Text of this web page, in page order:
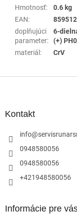
Hmotnosť:
0.6 kg
EAN:
doplňujúci
parameter:
6-
(+)
materiál : CrV
Kontakt
info@
0948580056
0948580056
+421948580056
Informácie pre